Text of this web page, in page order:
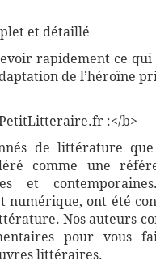
et détaillé
rapidement ce
de l’héroïne
:</b>
de littérature
comme une
et
numérique, ont été
Nos auteurs
pour vous
littéraires.